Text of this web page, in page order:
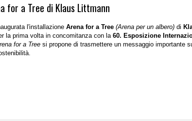
for a Tree di Klaus Littmann
l'installazione Arena for a Tree (Arena per un albero) di
la prima volta in concomitanza con la60. Esposizione
for a Tree si propone di trasmettere un messaggio importante